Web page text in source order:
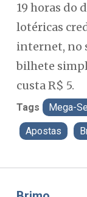
19 horas do
lotéricas
internet, no
bilhete
custa R$ 5.
Tags Mega-
Apostas